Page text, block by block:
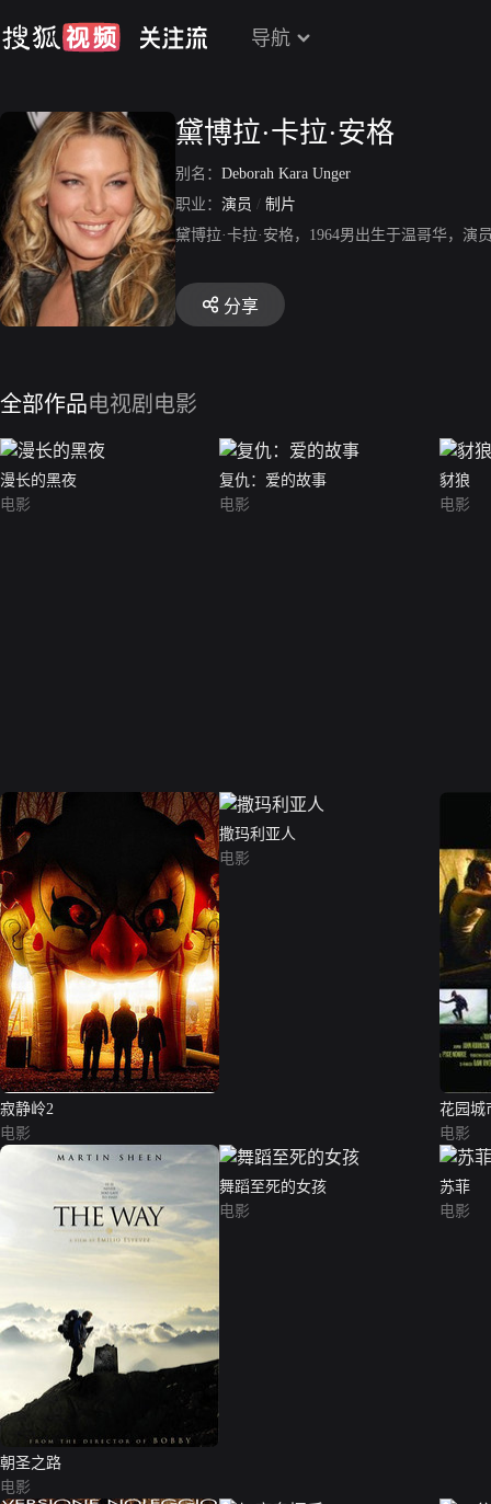
导航
黛博拉·卡拉·安格
别名： Deborah Kara Unger
职业： 演员 / 制片
黛博拉·卡拉·安格，1964男出生于温哥华，
分享
全部作品电视剧 电影
漫长的黑夜
电影
复仇：爱的故事
电影
豺狼
电影
寂静岭2
电影
撒玛利亚人
电影
花园城
电影
朝圣之路
电影
舞蹈至死的女孩
电影
苏菲
电影